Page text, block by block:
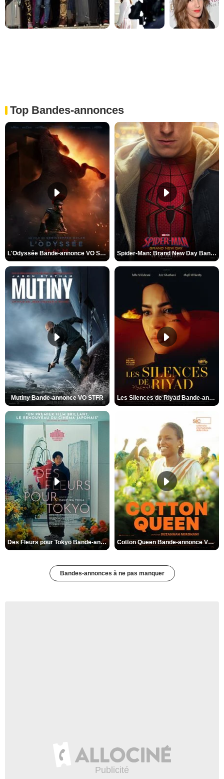
Top Bandes-annonces
L'Odyssée Bande-annonce VO STFR Spider-Man: Brand New Day Bande-annonce VO STFR
Mutiny Bande-annonce VO STFR Les Silences de Riyad Bande-annonce VO STFR
Des Fleurs pour Tokyo Bande-annonce VO STFR Cotton Queen Bande-annonce VO STFR
Bandes-annonces à ne pas manquer